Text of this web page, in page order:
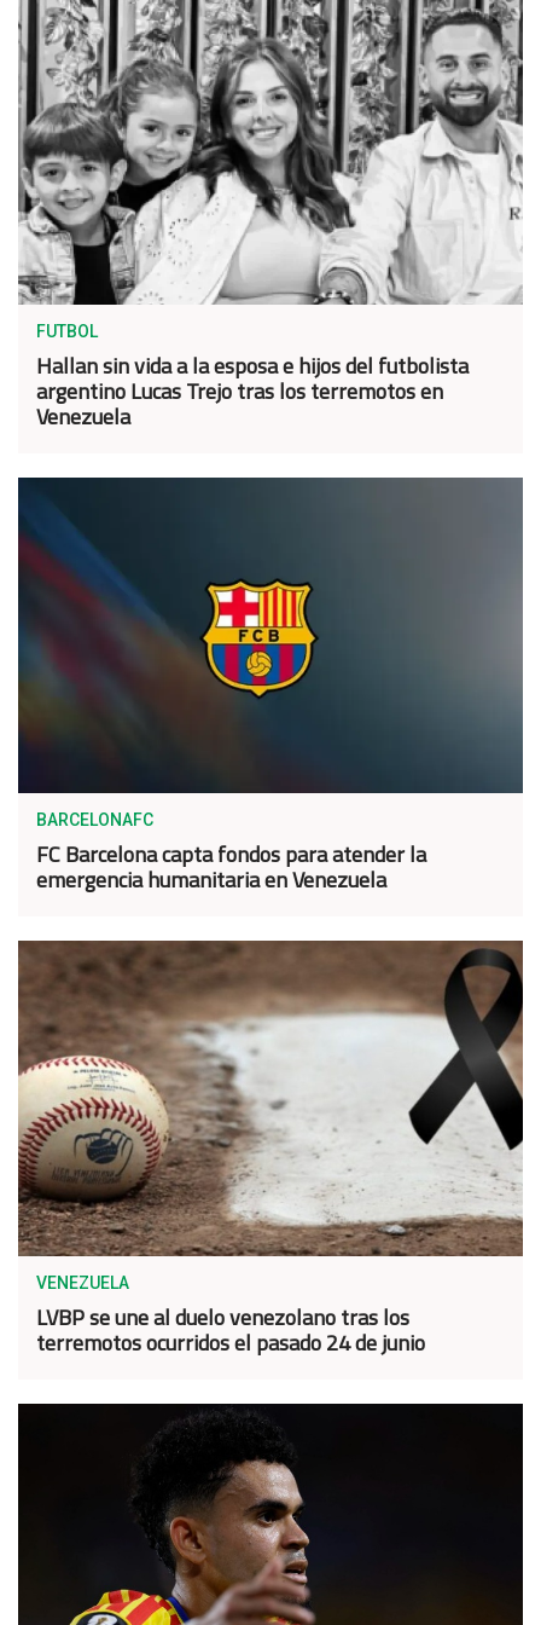
FUTBOL
Hallan sin vida a la esposa e hijos del futbolista
argentino Lucas Trejo tras los terremotos en
Venezuela
BARCELONAFC
FC Barcelona capta fondos para atender la
emergencia humanitaria en Venezuela
VENEZUELA
LVBP se une al duelo venezolano tras los
terremotos ocurridos el pasado 24 de junio